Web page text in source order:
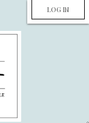
LOG IN